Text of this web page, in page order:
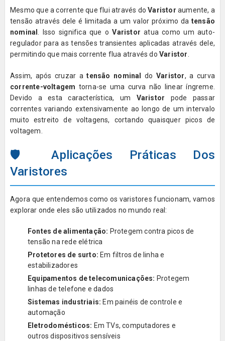
Mesmo que a corrente que flui através doVaristor aumente, a
tensão através dele é limitada a um valor próximo da tensão
nominal . Isso significa que oVaristor atua como um auto-
regulador para as tensões transientes aplicadas através dele,
permitindo que mais corrente flua através do Varistor
Assim, após cruzar atensão nominal do Varistor, a curva
corrente-voltagem torna-se uma curva não linear íngreme.
Devido a esta característica, um Varistor pode passar
correntes variando extensivamente ao longo de um intervalo
muito estreito de voltagens, cortando quaisquer picos de
voltagem.
🛡️ Aplicações Práticas Dos
Varistores
Agora que entendemos como os varistores funcionam, vamos
explorar onde eles são utilizados no mundo real:
Fontes de alimentação: Protegem contra picos de
tensão na rede elétrica
Protetores de surto: Em filtros de linha e
estabilizadores
Equipamentos de telecomunicações: Protegem
linhas de telefone e dados
Sistemas industriais: Em painéis de controle e
automação
Eletrodomésticos: Em TVs, computadores e
outros dispositivos sensíveis